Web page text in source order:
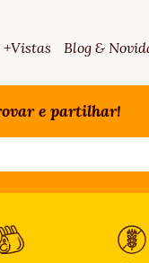
+Vistas Blog &
e partilhar!